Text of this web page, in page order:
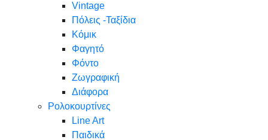
Vintage
Πόλεις -Ταξίδια
Κόμικ
Φαγητό
Φόντο
Ζωγραφική
Διάφορα
Ρολοκουρτίνες
Line Art
Παιδικά